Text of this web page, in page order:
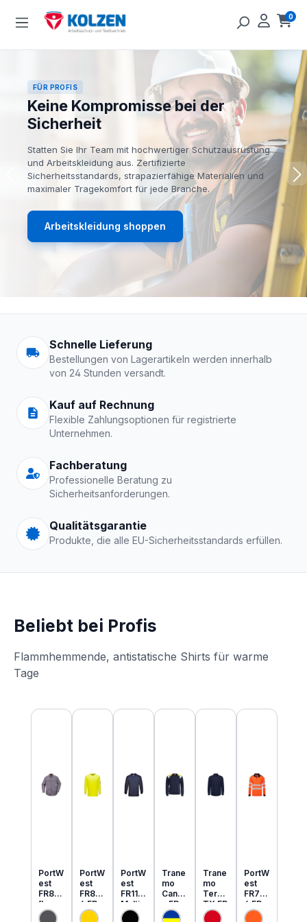
Zum Hauptinhalt springen 0
FÜR PROFIS
Keine Kompromisse bei der
Sicherheit
Statten Sie Ihr Team mit hochwertiger Schutzausrüstung
und Arbeitskleidung aus. Zertifizierte
Sicherheitsstandards, strapazierfähige Materialien und
maximaler Tragekomfort für jede Branche.
Arbeitskleidung shoppen
Arbeitskleidung |
Schnelle Lieferung
Bestellungen von Lagerartikeln werden innerhalb
von 24 Stunden versandt.
Kauf auf Rechnung
Flexible Zahlungsoptionen für registrierte
Unternehmen.
Fachberatung
Professionelle Beratung zu
Sicherheitsanforderungen.
Qualitätsgarantie
Produkte, die alle EU-Sicherheitsstandards erfüllen.
Beliebt bei Profis
Flammhemmende, antistatische Shirts für warme
Tage
Produktgalerie überspringen
PortW
est
FR89
flamm
hemm
PortW
est
FR80
6 FR
MultiN
PortW
est
FR11
Multi
Norm
Trane
mo
Cante
x FR
MultiN
Trane
mo
Tera
TX FR
leicht
PortW
est
FR73
4 FR
MultiN